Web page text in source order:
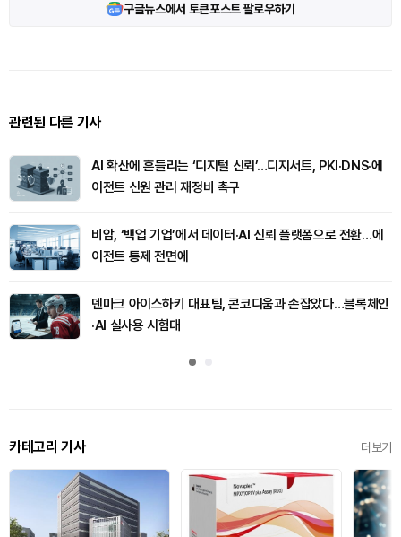
구글뉴스에서 토큰포스트 팔로우하기
관련된 다른 기사
AI 확산에 흔들리는 ‘디지털 신뢰’…디지서트, PKI·DNS·에
이전트 신원 관리 재정비 촉구
비암, ‘백업 기업’에서 데이터·AI 신뢰 플랫폼으로 전환…에
이전트 통제 전면에
덴마크 아이스하키 대표팀, 콘코디움과 손잡았다…블록체인
·AI 실사용 시험대
카테고리 기사 더보기